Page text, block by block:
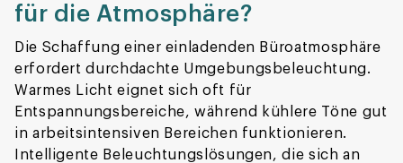
für die Atmosphäre?
Die Schaffung einer einladenden Büroatmosphäre
erfordert durchdachte Umgebungsbeleuchtung.
Warmes Licht eignet sich oft für
Entspannungsbereiche, während kühlere Töne gut
in arbeitsintensiven Bereichen funktionieren.
Intelligente Beleuchtungslösungen, die sich an